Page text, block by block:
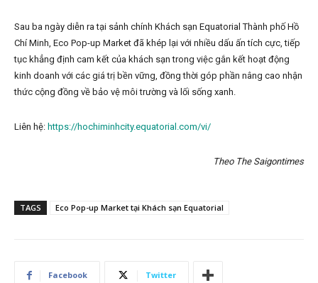
Sau ba ngày diễn ra tại sảnh chính Khách sạn Equatorial Thành phố Hồ
Chí Minh, Eco Pop-up Market đã khép lại với nhiều dấu ấn tích cực, tiếp
tục khẳng định cam kết của khách sạn trong việc gắn kết hoạt động
kinh doanh với các giá trị bền vững, đồng thời góp phần nâng cao nhận
thức cộng đồng về bảo vệ môi trường và lối sống xanh.
Liên hệ: https://hochiminhcity.equatorial.com/vi/
Theo The Saigontimes
TAGS Eco Pop-up Market tại Khách sạn Equatorial
Facebook Twitter